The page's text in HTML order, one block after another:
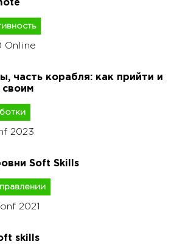
Online
часть корабля: как прийти и
своим
2023
Soft Skills
2021
skills